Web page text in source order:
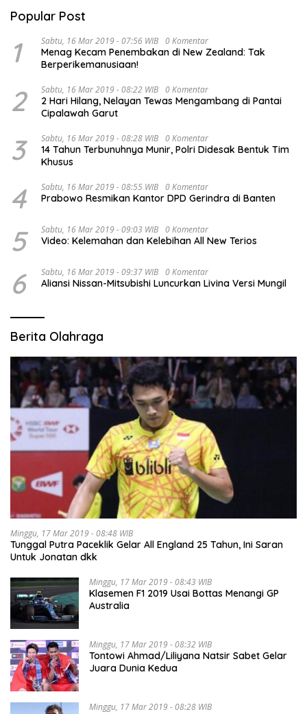
Popular Post
1 Sabtu, 16 Mar 2019 - 07:56 WIB 0 Komentar
Menag Kecam Penembakan di New Zealand: Tak
Berperikemanusiaan!
2 Sabtu, 16 Mar 2019 - 08:22 WIB 0 Komentar
2 Hari Hilang, Nelayan Tewas Mengambang di Pantai
Cipalawah Garut
3 Sabtu, 16 Mar 2019 - 08:28 WIB 0 Komentar
14 Tahun Terbunuhnya Munir, Polri Didesak Bentuk Tim
Khusus
4 Sabtu, 16 Mar 2019 - 08:55 WIB 0 Komentar
Prabowo Resmikan Kantor DPD Gerindra di Banten
5 Sabtu, 16 Mar 2019 - 09:03 WIB 0 Komentar
Video: Kelemahan dan Kelebihan All New Terios
6 Sabtu, 16 Mar 2019 - 09:37 WIB 0 Komentar
Aliansi Nissan-Mitsubishi Luncurkan Livina Versi Mungil
Berita Olahraga
Minggu, 17 Mar 2019 - 08:48 WIB
Tunggal Putra Paceklik Gelar All England 25 Tahun, Ini Saran
Untuk Jonatan dkk
Minggu, 17 Mar 2019 - 08:43 WIB
Klasemen F1 2019 Usai Bottas Menangi GP
Australia
Minggu, 17 Mar 2019 - 08:32 WIB
Tontowi Ahmad/Liliyana Natsir Sabet Gelar
Juara Dunia Kedua
Minggu, 17 Mar 2019 - 08:28 WIB